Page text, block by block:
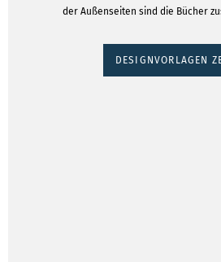
der Außenseiten sind die Bücher
DESIGNVORLAGEN